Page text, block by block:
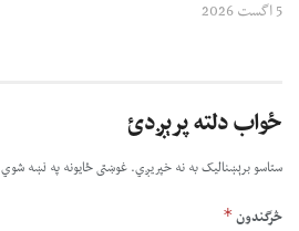
5 اگست 2026
ځواب دلته پرېږدئ
ستاسو برېښناليک به نه خپريږي.غوښتى ځایونه په نښه شوي
څرگندون*